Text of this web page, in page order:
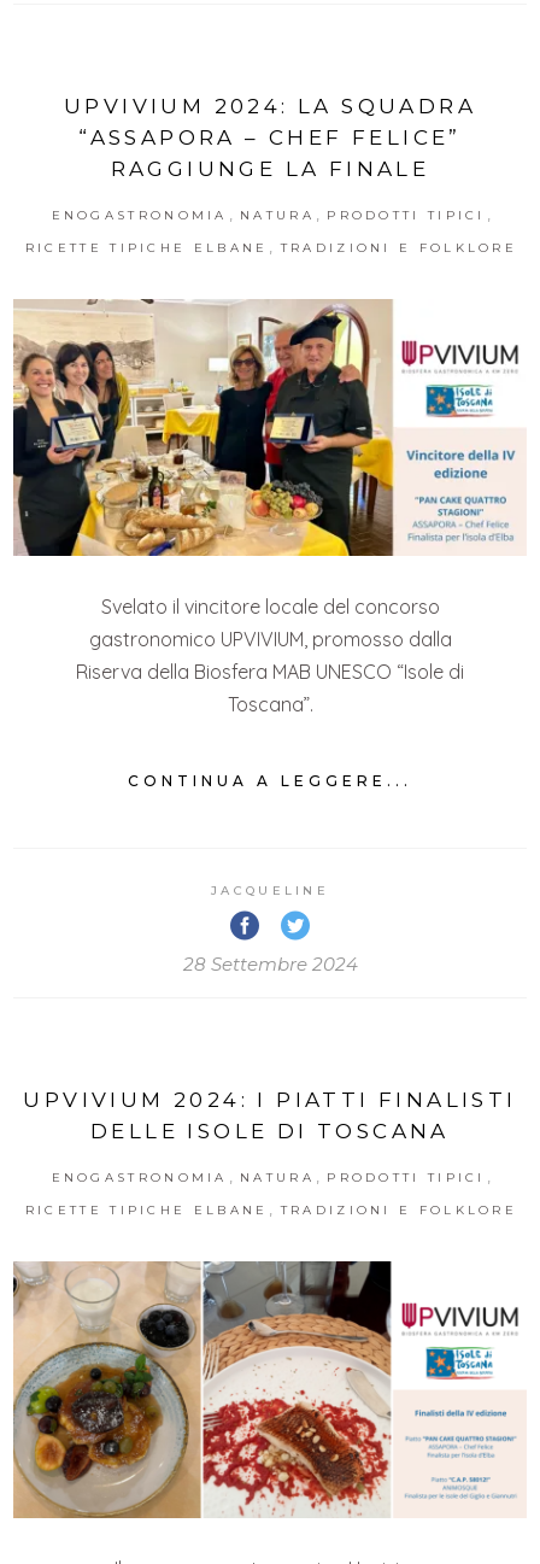
UPVIVIUM 2024: LA SQUADRA
“ASSAPORA – CHEF FELICE”
RAGGIUNGE LA FINALE
ENOGASTRONOMIA , NATURA , PRODOTTI TIPICI ,
RICETTE TIPICHE ELBANE , TRADIZIONI E FOLKLORE
Svelato il vincitore locale del concorso
gastronomico UPVIVIUM, promosso dalla
Riserva della Biosfera MAB UNESCO “Isole di
Toscana”.
CONTINUA A LEGGERE...
JACQUELINE
28 Settembre 2024
UPVIVIUM 2024: I PIATTI FINALISTI
DELLE ISOLE DI TOSCANA
ENOGASTRONOMIA , NATURA , PRODOTTI TIPICI ,
RICETTE TIPICHE ELBANE , TRADIZIONI E FOLKLORE